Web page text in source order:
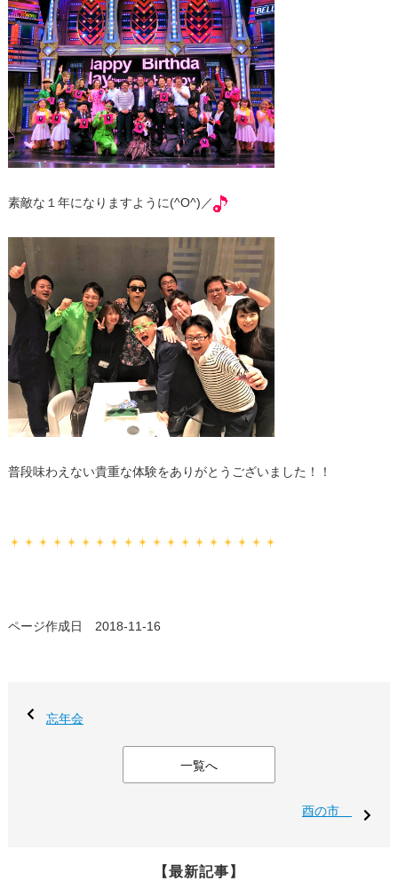
素敵な１年になりますように(^O^)／
普段味わえない貴重な体験をありがとうございました！！
ページ作成日 2018-11-16
忘年会
一覧へ
酉の市
【最新記事】